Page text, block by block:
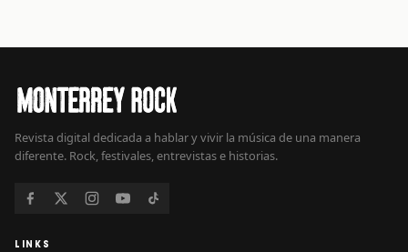
Revista digital dedicada a hablar y vivir la música de una manera
diferente. Rock, festivales, entrevistas e historias.
LINKS